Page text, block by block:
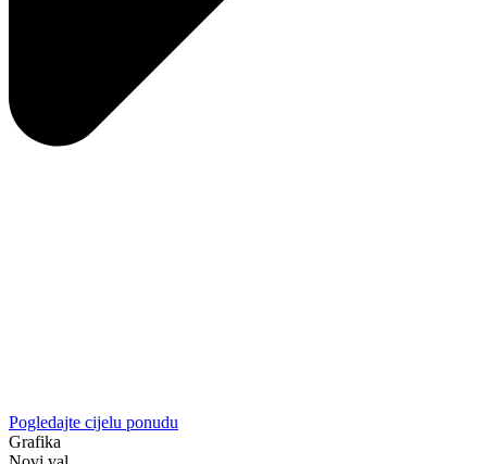
Pogledajte cijelu ponudu
Grafika